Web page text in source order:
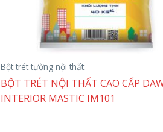
Bột trét tường nội thất
BỘT TRÉT NỘI THẤT CAO CẤP
INTERIOR MASTIC IM101